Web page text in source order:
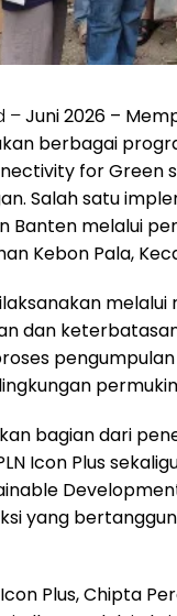
–Juni 2026 –
berbagai
for Green
Salah satu
Banten melalui
Kebon Pala,
dan
bagian dari
Icon Plus
yang
Plus, Chipta